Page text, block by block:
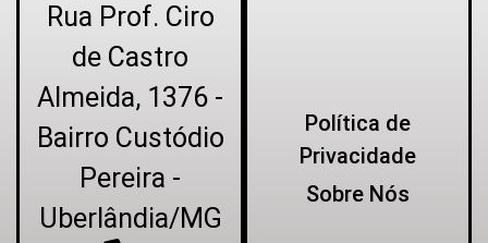
Rua Prof. Ciro
de Castro
Almeida, 1376 -
Bairro Custódio
Pereira -
Uberlândia/MG
Política de
Privacidade
Sobre Nós